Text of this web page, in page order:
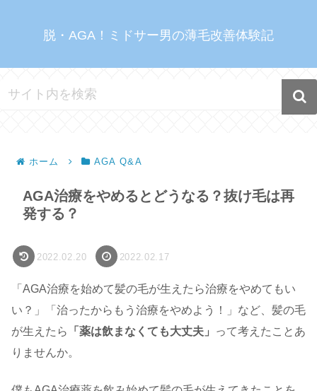
脱・AGA！ミドサー男の薄毛改善体験記
ホーム AGA Q&A
AGA治療をやめるとどうなる？抜け毛は再
発する？
2022.02.20 2022.02.17
「AGA治療を始めて髪の毛が生えたら治療をやめてもい
い？」「治ったからもう治療をやめよう！」など、髪の毛
が生えたら
「薬は飲まなくても大丈夫」
って考えたことあ
りませんか。